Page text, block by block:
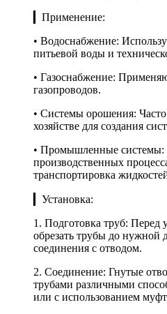
▎Применение:
• Водоснабжение:
питьевой воды и
• Газоснабжение:
газопроводов.
• Системы орошения:
хозяйстве для создания
• Промышленные системы:
производственных
транспортировка
▎Установка:
1. Подготовка труб: Перед
обрезать трубы до нужной
соединения с отводом.
2. Соединение: Гнутые
трубами различными
или с использованием